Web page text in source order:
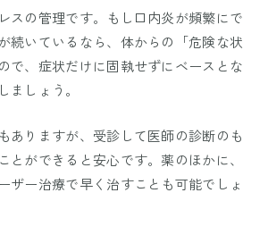
スの管理です。もし口内炎が頻繁にで
続いているなら、体からの「危険な状
で、症状だけに固執せずにベースとな
ましょう。
ありますが、受診して医師の診断のも
とができると安心です。薬のほかに、
ザー治療で早く治すことも可能でしょ